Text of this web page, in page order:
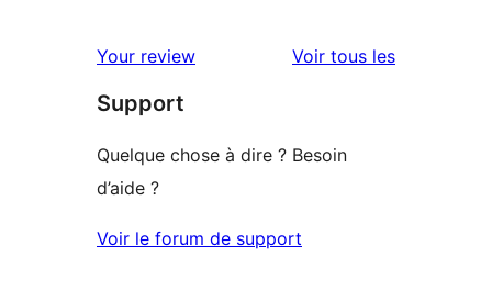
Your review Voir tous lesavis
Support
Quelque chose à dire ? Besoin
d’aide ?
Voir le forum de support